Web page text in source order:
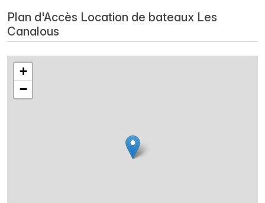
Plan d'Accès Location de bateaux Les
Canalous
+
−